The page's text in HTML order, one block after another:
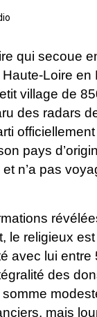
qui secoue
Loire en
village de
des radars
pays
n’a pas
le religieux
avec lui
des
mais